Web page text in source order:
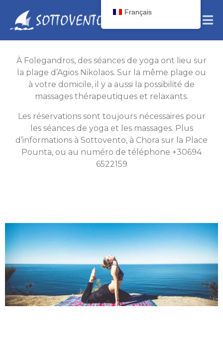
À Folegandros, des séances de yoga ont lieu sur
la plage d’Agios Nikolaos. Sur la même plage ou
à votre domicile, il y a aussi la possibilité de
massages thérapeutiques et relaxants.
Les réservations sont toujours nécessaires pour
les séances de yoga et les massages. Plus
d’informations à Sottovento, à Chora sur la Place
Pounta, ou au numéro de téléphone +30694
6522159
Français